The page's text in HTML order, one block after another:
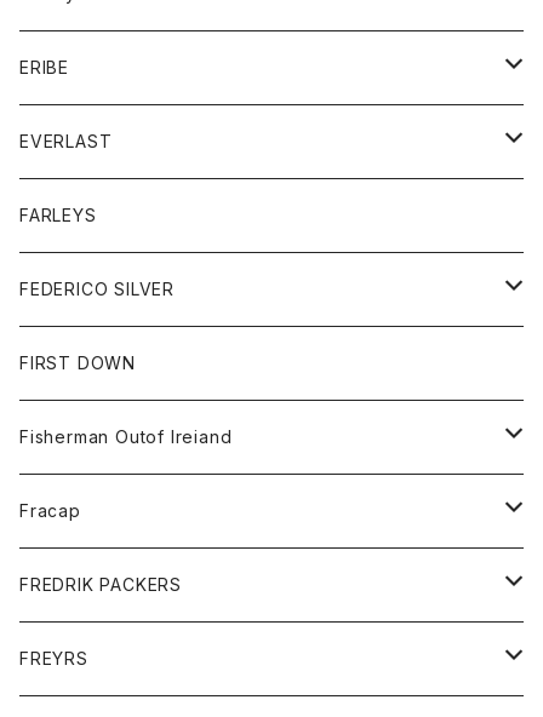
シャツ
Tシャツ
グッズ
帽子
トップス
シャツ
セーター
ボトム
ショートパンツ
パンツ
レディース
コート
ジャケット
ERIBE
ニット
EVERLAST
トップス
ジャケット
スエットシャツ
ボトム
スエットパンツ
グッズ
帽子
FARLEYS
FEDERICO SILVER
アクセサリー
FIRST DOWN
Fisherman Outof Ireiand
ニット
Fracap
グッズ
靴
FREDRIK PACKERS
アクセサリー
FREYRS